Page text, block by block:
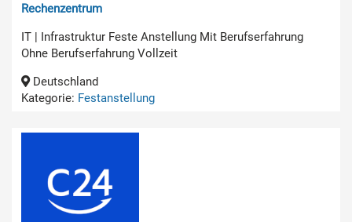
Rechenzentrum
IT | Infrastruktur Feste Anstellung Mit Berufserfahrung
Ohne Berufserfahrung Vollzeit
Deutschland
Kategorie: Festanstellung